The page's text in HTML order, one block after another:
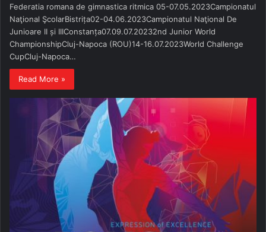
Federatia romana de gimnastica ritmica 05-07.05.2023Campionatul
Naţional ŞcolarBistrița02-04.06.2023Campionatul Naţional De
Junioare II și IIIConstanța07.09.07.20232nd Junior World
ChampionshipCluj-Napoca (ROU)14-16.07.2023World Challenge
CupCluj-Napoca…
Read More »